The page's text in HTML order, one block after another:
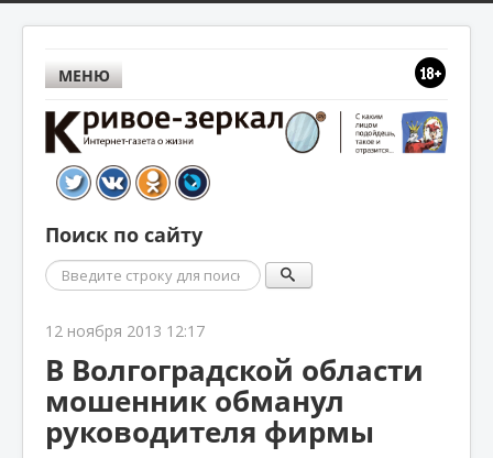
МЕНЮ
Поиск по сайту
Поиск
12 ноября 2013 12:17
В Волгоградской области
мошенник обманул
руководителя фирмы